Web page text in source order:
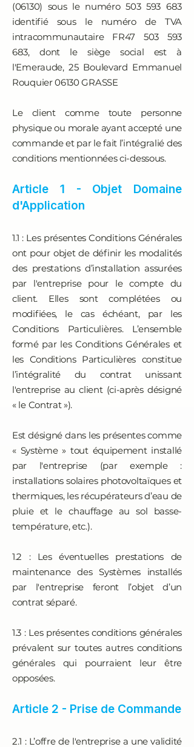
(06130) sous le numéro503 593 683
identifié sous le numéro de TVA
intracommunautaire FR47 503 593
683, dont le siège social est à
l'Emeraude, 25 Boulevard Emmanuel
Rouquier 06130 GRASSE
Le client comme toute personne
physique ou morale ayant accepté une
commande et par le fait l’intégralié des
conditions mentionnées ci-dessous.
Article 1 - Objet Domaine
d'Application
1.1 : Les présentes Conditions Générales
ont pour objet de définir les modalités
des prestations d’installation assurées
par l'entreprise pour le compte du
client. Elles sont complétées ou
modifiées, le cas échéant, par les
Conditions Particulières. L’ensemble
formé par les Conditions Générales et
les Conditions Particulières constitue
l’intégralité du contrat unissant
l'entreprise au client (ci-après désigné
« le Contrat »).
Est désigné dans les présentes comme
« Système » tout équipement installé
par l'entreprise (par exemple :
installations solaires photovoltaïques et
thermiques, les récupérateurs d’eau de
pluie et le chauffage au sol basse-
température, etc.).
1.2 : Les éventuelles prestations de
maintenance des Systèmes installés
par l'entreprise feront l’objet d’un
contrat séparé.
1.3 : Les présentes conditions générales
prévalent sur toutes autres conditions
générales qui pourraient leur être
opposées.
Article 2 - Prise de Commande
2.1 : L’offre de l'entreprise a une validité